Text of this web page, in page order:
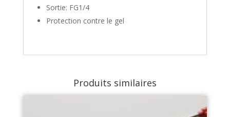
Sortie: FG1/4
Protection contre le gel
Produits similaires